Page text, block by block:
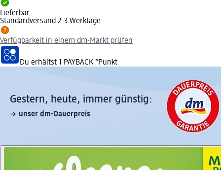
Lieferbar
Standardversand 2-3 Werktage
Verfügbarkeit in einem dm-Markt prüfen
Du erhältst 1 PAYBACK °Punkt
Gestern, heute, immer günstig:
unser dm-Dauerpreis